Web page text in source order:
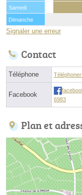
Samedi
Dimanche
Signaler une erreur
Contact
Téléphone
Facebook
6983
Plan et